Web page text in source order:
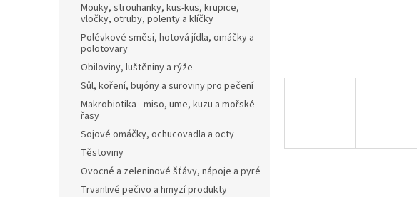
Mouky, strouhanky, kus-kus, krupice,
vločky, otruby, polenty a klíčky
Polévkové směsi, hotová jídla, omáčky a
polotovary
Obiloviny, luštěniny a rýže
Sůl, koření, bujóny a suroviny pro pečení
Makrobiotika - miso, ume, kuzu a mořské
řasy
Sojové omáčky, ochucovadla a octy
Těstoviny
Ovocné a zeleninové šťávy, nápoje a pyré
Trvanlivé pečivo a hmyzí produkty